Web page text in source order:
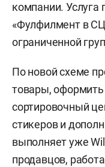
компании. Услуга
«Фулфилмент в
ограниченной
По новой схеме
товары, оформить
сортировочный
стикеров и
выполняет уже
продавцов,